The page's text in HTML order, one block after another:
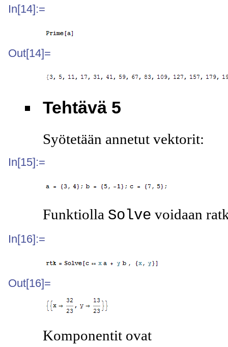
In[14]:=
Out[14]=
Tehtävä 5
Syötetään annetut vektorit:
In[15]:=
Funktiolla Solve voidaan
In[16]:=
Out[16]=
Komponentit ovat